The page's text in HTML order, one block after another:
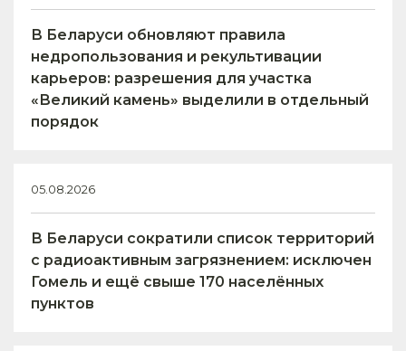
В Беларуси обновляют правила
недропользования и рекультивации
карьеров: разрешения для участка
«Великий камень» выделили в отдельный
порядок
05.08.2026
В Беларуси сократили список территорий
с радиоактивным загрязнением: исключен
Гомель и ещё свыше 170 населённых
пунктов